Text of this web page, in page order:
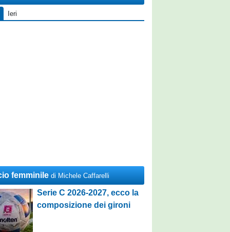
Ieri
femminile di Michele Caffarelli
Serie C 2026-2027, ecco la
composizione dei gironi